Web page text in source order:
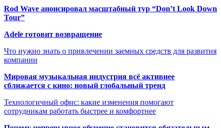
Rod Wave анонсировал масштабный тур “Don’t Look Down
Tour”
Adele готовит возвращение
Что нужно знать о привлечении заемных средств для развития
компании
Мировая музыкальная индустрия всё активнее
сближается с кино: новый глобальный тренд
Технологичный офис: какие изменения помогают
сотрудникам работать быстрее и комфортнее